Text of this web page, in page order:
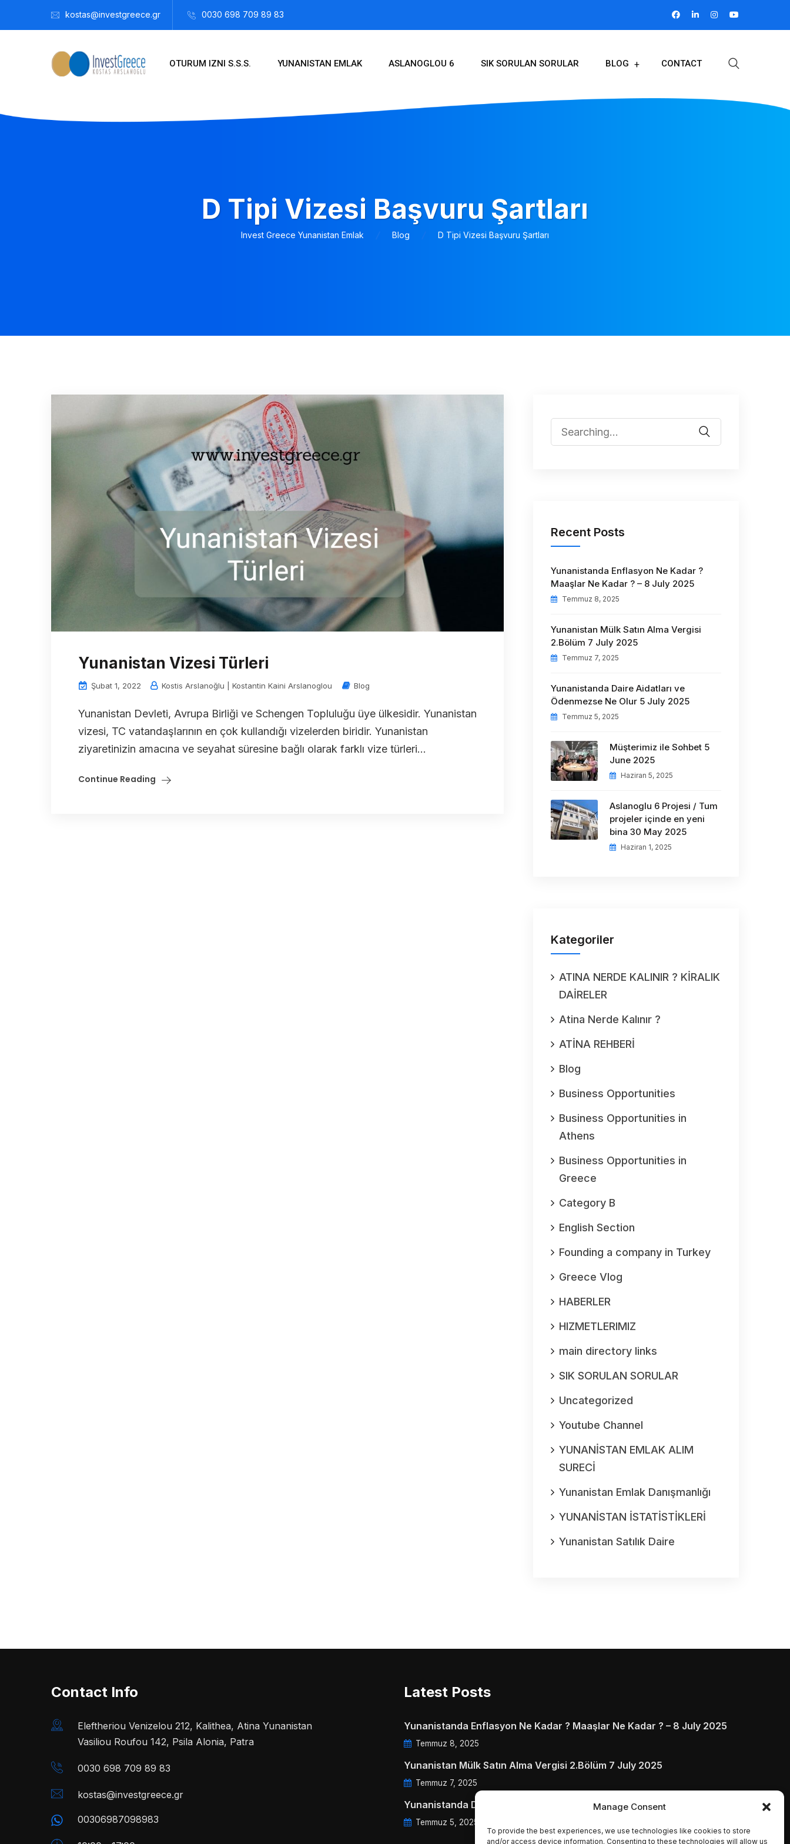
Manage Consent
To provide the best experiences, we use technologies like cookies to store
and/or access device information. Consenting to these technologies will allow us
kostas@investgreece.gr 0030 698 709 89 83
OTURUM IZNI S.S.S. YUNANISTAN EMLAK ASLANOGLOU 6 SIK SORULAN SORULAR BLOG CONTACT
D Tipi Vizesi Başvuru Şartları
Invest Greece Yunanistan Emlak Blog D Tipi Vizesi Başvuru Şartları
Yunanistan Vizesi Türleri
Şubat 1, 2022 Kostis Arslanoğlu | Kostantin Kaini Arslanoglou Blog
Yunanistan Devleti, Avrupa Birliği ve Schengen Topluluğu üye ülkesidir. Yunanistan
vizesi, TC vatandaşlarının en çok kullandığı vizelerden biridir. Yunanistan
ziyaretinizin amacına ve seyahat süresine bağlı olarak farklı vize türleri...
Continue Reading
Recent Posts
Yunanistanda Enflasyon Ne Kadar ?
Maaşlar Ne Kadar ? – 8 July 2025
Temmuz 8, 2025
Yunanistan Mülk Satın Alma Vergisi
2.Bölüm 7 July 2025
Temmuz 7, 2025
Yunanistanda Daire Aidatları ve
Ödenmezse Ne Olur 5 July 2025
Temmuz 5, 2025
Müşterimiz ile Sohbet 5
June 2025
Haziran 5, 2025
Aslanoglu 6 Projesi / Tum
projeler içinde en yeni
bina 30 May 2025
Haziran 1, 2025
Kategoriler
ATINA NERDE KALINIR ? KİRALIK
DAİRELER
Atina Nerde Kalınır ?
ATİNA REHBERİ
Blog
Business Opportunities
Business Opportunities in
Athens
Business Opportunities in
Greece
Category B
English Section
Founding a company in Turkey
Greece Vlog
HABERLER
HIZMETLERIMIZ
main directory links
SIK SORULAN SORULAR
Uncategorized
Youtube Channel
YUNANİSTAN EMLAK ALIM
SURECİ
Yunanistan Emlak Danışmanlığı
YUNANİSTAN İSTATİSTİKLERİ
Yunanistan Satılık Daire
Contact Info
Eleftheriou Venizelou 212, Kalithea, Atina Yunanistan
Vasiliou Roufou 142, Psila Alonia, Patra
0030 698 709 89 83
kostas@investgreece.gr
00306987098983
Latest Posts
Yunanistanda Enflasyon Ne Kadar ? Maaşlar Ne Kadar ? – 8 July 2025
Temmuz 8, 2025
Yunanistan Mülk Satın Alma Vergisi 2.Bölüm 7 July 2025
Temmuz 7, 2025
Yunanistanda Daire Aidatları ve Ödenmezse Ne Olur 5 July 2025
Temmuz 5, 2025